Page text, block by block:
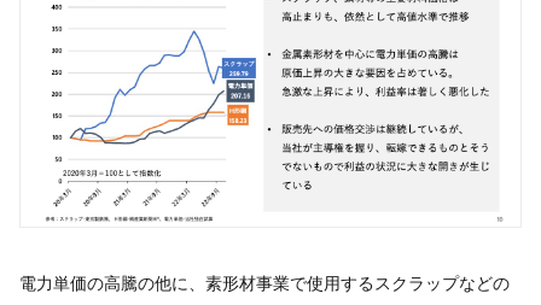
電力単価の高騰の他に、素形材事業で使用するスクラップなどの